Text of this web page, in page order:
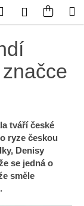
HledatPřihlášení
tváří české
ryze českou
Denisy
se jedná o
směle